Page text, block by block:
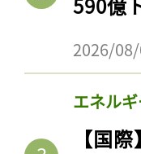
2026/
エネル
【国